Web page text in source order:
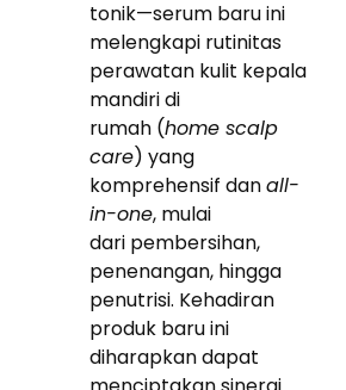
tonik—serum baru ini
melengkapi rutinitas
perawatan kulit kepala
mandiri di
rumah (home scalp
care) yang
komprehensif danall-
in-one, mulai
dari pembersihan,
penenangan, hingga
penutrisi. Kehadiran
produk baru ini
diharapkan dapat